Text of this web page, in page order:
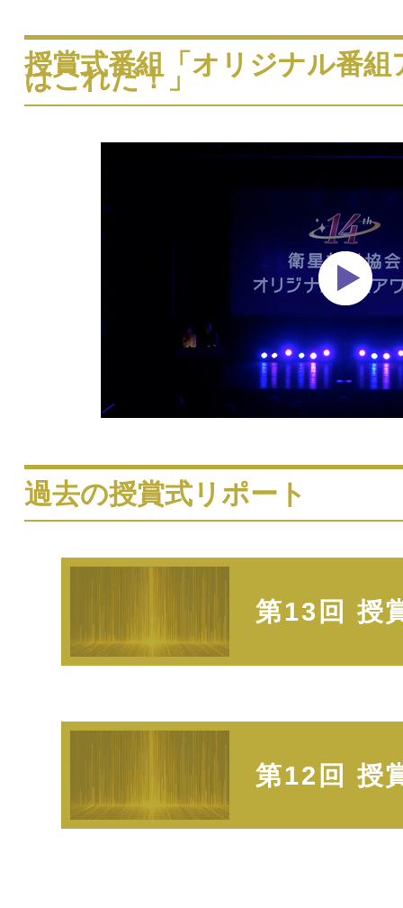
授賞式番組「オリジナル番組
はこれだ！」
過去の授賞式リポート
第13回 授
第12回 授